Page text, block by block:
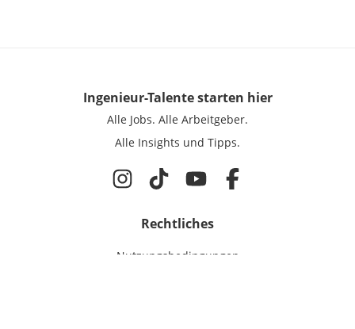
Ingenieur-Talentestarten hier
Alle Jobs. Alle Arbeitgeber.
Alle Insights und Tipps.
Rechtliches
Nutzungsbedingungen